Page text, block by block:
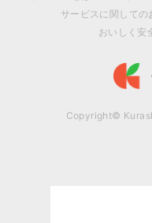
サービスに関しての
おいしく安
Copyright©